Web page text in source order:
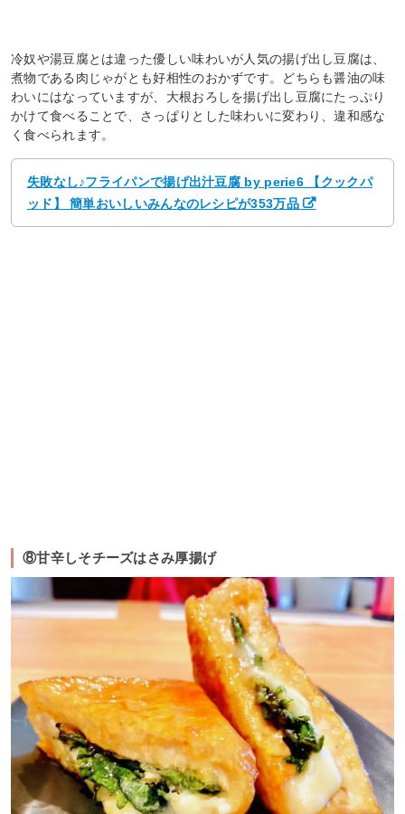
冷奴や湯豆腐とは違った優しい味わいが人気の揚げ出し豆腐は、
煮物である肉じゃがとも好相性のおかずです。どちらも醤油の味
わいにはなっていますが、大根おろしを揚げ出し豆腐にたっぷり
かけて食べることで、さっぱりとした味わいに変わり、違和感な
く食べられます。
失敗なし♪フライパンで揚げ出汁豆腐 by perie6 【クックパ
ッド】 簡単おいしいみんなのレシピが353万品
⑧甘辛しそチーズはさみ厚揚げ